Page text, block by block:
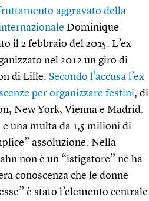
aggravato della
Dominique
il 2 febbraio del 2015. L’ex
nel 2012 un giro di
di Lille. Secondo l’accusa l’ex
per organizzare festini, di
New York, Vienna e Madrid.
una multa da 1,5 milioni di
assoluzione. Nella
non è un “istigatore” né ha
conoscenza che le donne
è stato l’elemento centrale